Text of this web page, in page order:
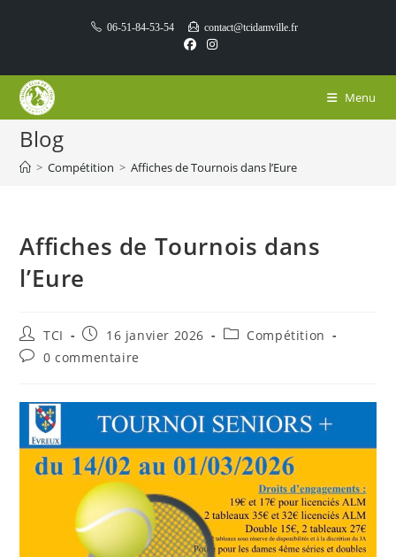
06-51-84-53-54 contact@tcidamville.fr
Menu
Blog
> Compétition > Affiches de Tournois dans l’Eure
Affiches de Tournois dans
l’Eure
Auteur/autrice
de
la
TCI
Publication
publiée :
16 janvier 2026
PostCompétition
Commentaires
publication :
0 commentaire